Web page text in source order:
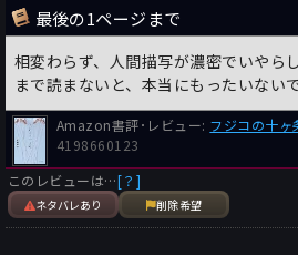
最後の1ページまで
相変わらず、人間描写が濃密でいやら
まで読まないと、本当にもったいない
Amazon書評･レビュー: フジコの十ヶ
4198660123
このレビューは…[？]
ネタバレあり 削除希望